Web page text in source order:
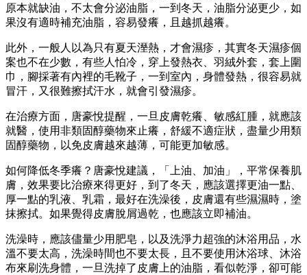
原本就缺油，不太會分泌油脂，一到冬天，油脂分泌更少，如
果沒有適時補充油脂，容易發癢，且越抓越癢。
此外，一般人以為只有夏天溼熱，才會濕疹，其實冬天濕疹個
案也不在少數，有些人怕冷，穿上發熱衣、羽絨外套，套上圍
巾，腳採著有內裡的毛靴子，一到室內，身體發熱，很容易就
冒汗，又很難擦拭汗水，就會引發濕疹。
在治療方面，唐豪悅提醒，一旦皮膚乾癢、敏感紅腫，就應該
就醫，使用非類固醇藥物來止癢，舒緩不適症狀，盡量少用類
固醇藥物，以免皮膚越來越薄，可能更加敏感。
如何降低冬季癢？唐豪悅建議，「上油、加油」，平常保養肌
膚，效果要比治療來得更好，到了冬天，應該選擇更油一點、
厚一點的乳液、乳霜，最好在洗澡後，皮膚還有些濕濕時，塗
抹擦拭。如果覺得皮膚脫屑過乾，也應該立即補油。
洗澡時，應該儘量少用肥皂，以及洗淨力超強的沐浴用品，水
溫不要太高，洗澡時間也不要太長，且不要使用沐浴球、沐浴
布來刷洗身體，一旦洗掉了皮膚上的油脂，看似乾淨，卻可能